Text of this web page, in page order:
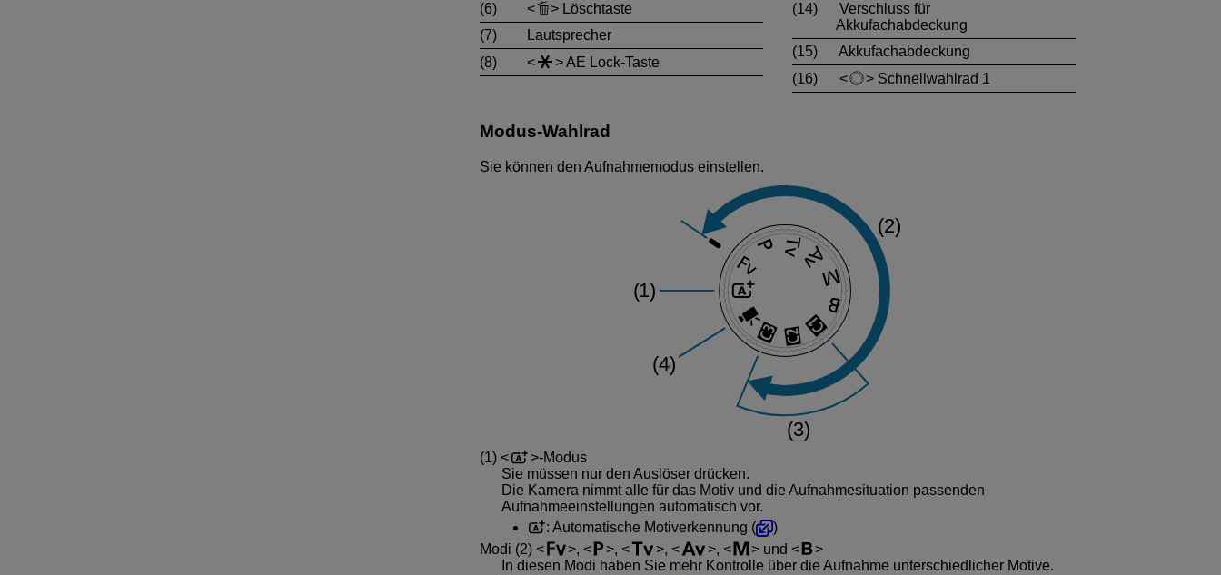
(6)
Löschtaste
(7)
Lautsprecher
(8)
AE Lock-Taste
(14)
Verschluss für
Akkufachabdeckung
(15)
Akkufachabdeckung
(16)
Schnellwahlrad 1
Modus-Wahlrad
Sie können den Aufnahmemodus einstellen.
(1)
-Modus
Sie müssen nur den Auslöser drücken.
Die Kamera nimmt alle für das Motiv und die Aufnahmesituation passenden
Aufnahmeeinstellungen automatisch vor.
: Automatische Motiverkennung (
)
Modi (2) , , , ,
und
In diesen Modi haben Sie mehr Kontrolle über die Aufnahme unterschiedlicher Motive.